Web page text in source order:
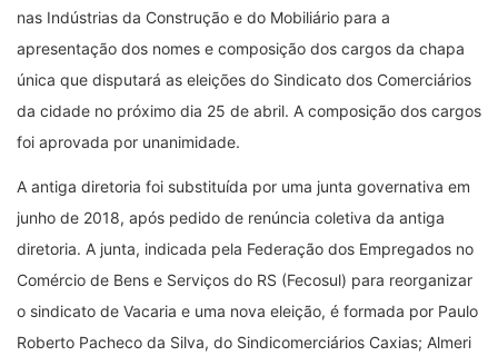
nas Indústrias da Construção e do Mobiliário para a
apresentação dos nomes e composição dos cargos da chapa
única que disputará as eleições do Sindicato dos Comerciários
da cidade no próximo dia 25 de abril. A composição dos cargos
foi aprovada por unanimidade.
A antiga diretoria foi substituída por uma junta governativa em
junho de 2018, após pedido de renúncia coletiva da antiga
diretoria. A junta, indicada pela Federação dos Empregados no
Comércio de Bens e Serviços do RS (Fecosul) para reorganizar
o sindicato de Vacaria e uma nova eleição, é formada por Paulo
Roberto Pacheco da Silva, do Sindicomerciários Caxias; Almeri